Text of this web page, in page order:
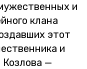
и
клана
этот
и
Коз­ло­ва —